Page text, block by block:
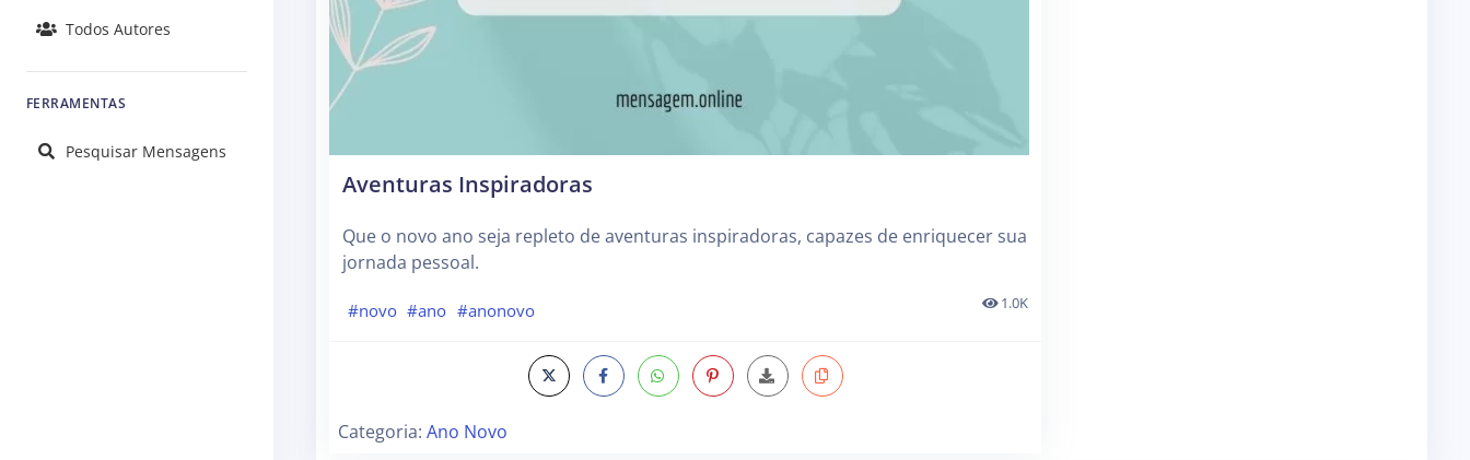
Todos Autores
FERRAMENTAS
Pesquisar Mensagens
Aventuras Inspiradoras
Que o novo ano seja repleto de aventuras inspiradoras, capazes de enriquecer sua
jornada pessoal.
#novo #ano #anonovo 1.0K
Categoria: Ano Novo